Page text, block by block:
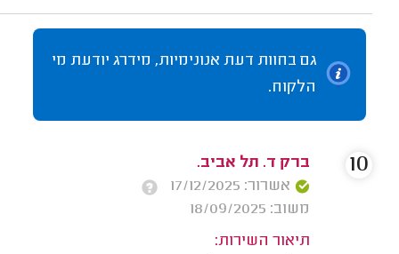
גם בחוות דעת אנונימיות, מידרג יודעת מי
הלקוח.
ברק ד. תל אביב.
אשרור: 17/12/2025
משוב: 18/09/2025
תיאור השירות:
10